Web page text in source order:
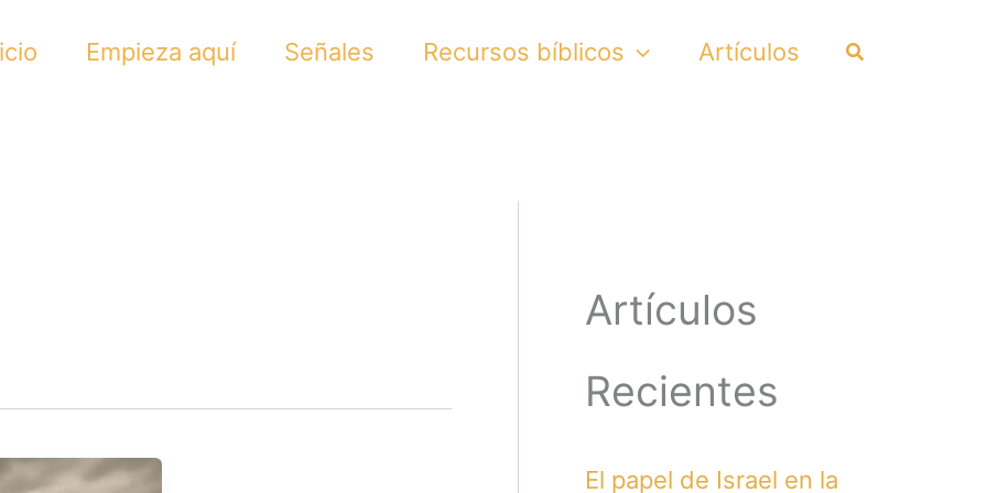
Empieza aquí Señales Recursos bíblicos Artículos Search
Artículos
Recientes
El papel de Israel en la